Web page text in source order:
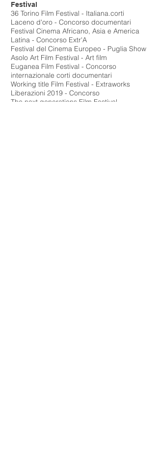
Festival
36 Torino Film Festival - Italiana.corti
Laceno d'oro - Concorso documentari
Festival Cinema Africano, Asia e America
Latina - Concorso Extr'A
Festival del Cinema Europeo - Puglia Show
Asolo Art Film Festival - Art film
Euganea Film Festival - Concorso
internazionale corti documentari
Working title Film Festival - Extraworks
Liberazioni 2019 - Concorso
The next generations Film Festival -